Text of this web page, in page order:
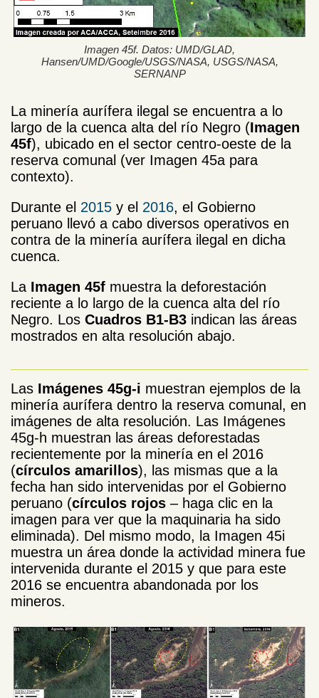
Imagen 45f. Datos: UMD/GLAD,
Hansen/UMD/Google/USGS/NASA, USGS/NASA,
SERNANP
La minería aurífera ilegal se encuentra a lo
largo de la cuenca alta del río Negro (Imagen
45f), ubicado en el sector centro-oeste de la
reserva comunal (ver Imagen 45a para
contexto).
Durante el 2015 y el 2016, el Gobierno
peruano llevó a cabo diversos operativos en
contra de la minería aurífera ilegal en dicha
cuenca.
La Imagen 45f muestra la deforestación
reciente a lo largo de la cuenca alta del río
Negro. Los Cuadros B1-B3 indican las áreas
mostrados en alta resolución abajo.
Las Imágenes 45g-i muestran ejemplos de la
minería aurífera dentro la reserva comunal, en
imágenes de alta resolución. Las Imágenes
45g-h muestran las áreas deforestadas
recientemente por la minería en el 2016
(círculos amarillos), las mismas que a la
fecha han sido intervenidas por el Gobierno
peruano (círculos rojos – haga clic en la
imagen para ver que la maquinaria ha sido
eliminada). Del mismo modo, la Imagen 45i
muestra un área donde la actividad minera fue
intervenida durante el 2015 y que para este
2016 se encuentra abandonada por los
mineros.